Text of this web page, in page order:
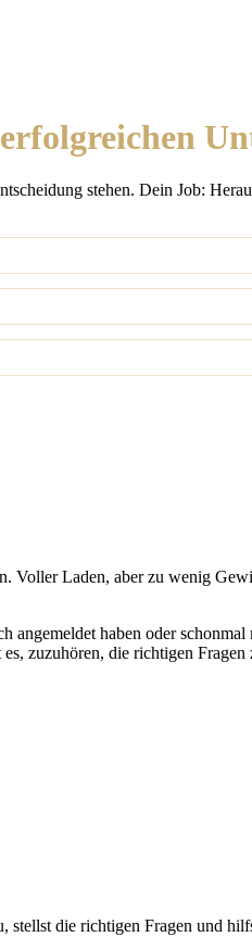
erfolgreichen
stehen. Dein Job:
Voller Laden, aber zu wenig
angemeldet haben oder
zuzuhören, die richtigen
die richtigen Fragen und